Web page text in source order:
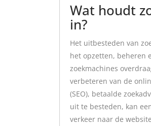
Wat houdt
in?
Het uitbesteden van
het opzetten, beheren
zoekmachines
verbeteren van de
(SEO), betaalde
uit te besteden, kan
verkeer naar de